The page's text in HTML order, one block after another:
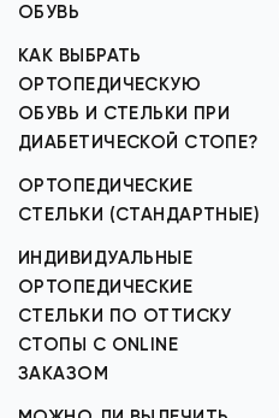
ОБУВЬ
КАК ВЫБРАТЬ
ОРТОПЕДИЧЕСКУЮ
ОБУВЬ И СТЕЛЬКИ ПРИ
ДИАБЕТИЧЕСКОЙ СТОПЕ?
ОРТОПЕДИЧЕСКИЕ
СТЕЛЬКИ (СТАНДАРТНЫЕ)
ИНДИВИДУАЛЬНЫЕ
ОРТОПЕДИЧЕСКИЕ
СТЕЛЬКИ ПО ОТТИСКУ
СТОПЫ С ONLINE
ЗАКАЗОМ